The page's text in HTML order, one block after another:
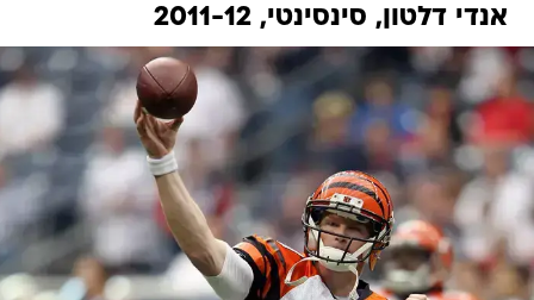
אנדי דלטון, סינסינטי, 2011-12